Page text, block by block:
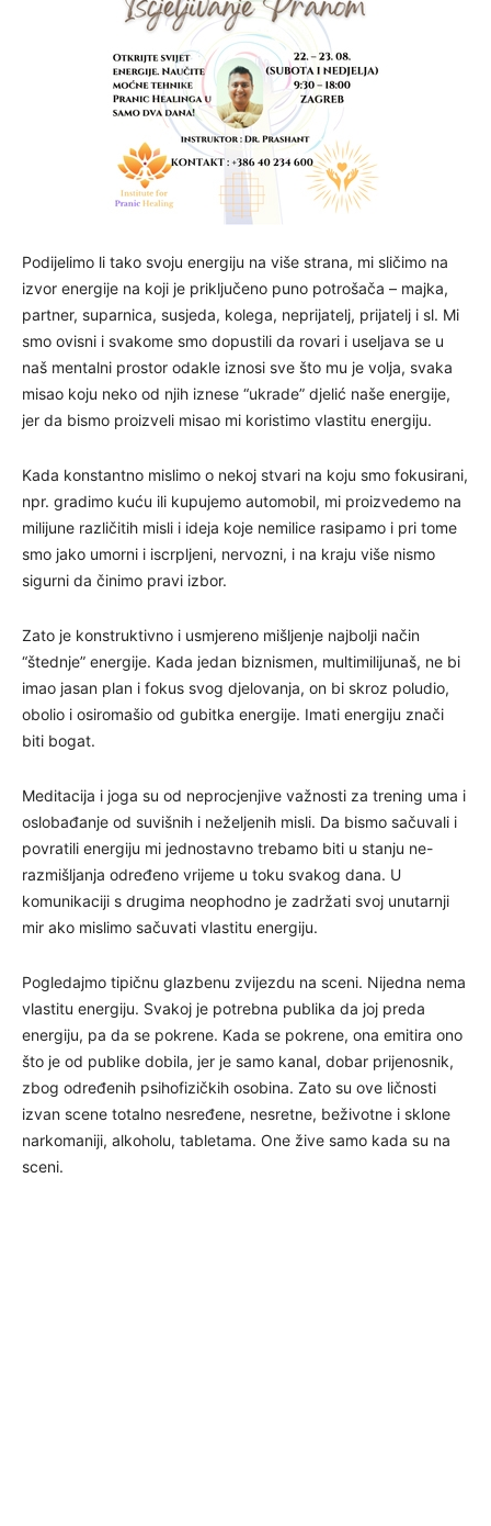
Podijelimo li tako svoju energiju na više strana, mi sličimo na
izvor energije na koji je priključeno puno potrošača – majka,
partner, suparnica, susjeda, kolega, neprijatelj, prijatelj i sl. Mi
smo ovisni i svakome smo dopustili da rovari i useljava se u
naš mentalni prostor odakle iznosi sve što mu je volja, svaka
misao koju neko od njih iznese “ukrade” djelić naše energije,
jer da bismo proizveli misao mi koristimo vlastitu energiju.
Kada konstantno mislimo o nekoj stvari na koju smo fokusirani,
npr. gradimo kuću ili kupujemo automobil, mi proizvedemo na
milijune različitih misli i ideja koje nemilice rasipamo i pri tome
smo jako umorni i iscrpljeni, nervozni, i na kraju više nismo
sigurni da činimo pravi izbor.
Zato je konstruktivno i usmjereno mišljenje najbolji način
“štednje” energije. Kada jedan biznismen, multimilijunaš, ne bi
imao jasan plan i fokus svog djelovanja, on bi skroz poludio,
obolio i osiromašio od gubitka energije. Imati energiju znači
biti bogat.
Meditacija i joga su od neprocjenjive važnosti za trening uma i
oslobađanje od suvišnih i neželjenih misli. Da bismo sačuvali i
povratili energiju mi jednostavno trebamo biti u stanju ne-
razmišljanja određeno vrijeme u toku svakog dana. U
komunikaciji s drugima neophodno je zadržati svoj unutarnji
mir ako mislimo sačuvati vlastitu energiju.
Pogledajmo tipičnu glazbenu zvijezdu na sceni. Nijedna nema
vlastitu energiju. Svakoj je potrebna publika da joj preda
energiju, pa da se pokrene. Kada se pokrene, ona emitira ono
što je od publike dobila, jer je samo kanal, dobar prijenosnik,
zbog određenih psihofizičkih osobina. Zato su ove ličnosti
izvan scene totalno nesređene, nesretne, beživotne i sklone
narkomaniji, alkoholu, tabletama. One žive samo kada su na
sceni.